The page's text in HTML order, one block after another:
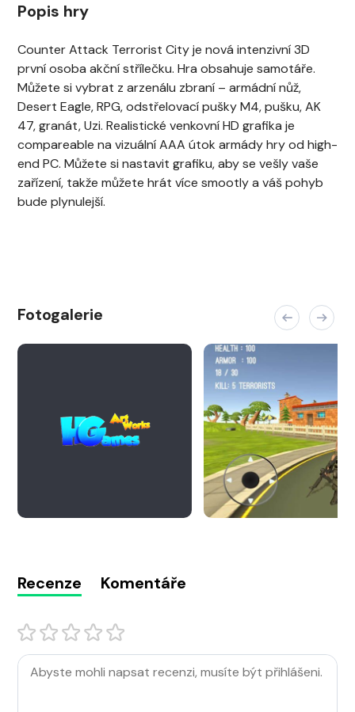
Popis hry
Counter Attack Terrorist City je nová intenzivní 3D
první osoba akční střílečku. Hra obsahuje samotáře.
Můžete si vybrat z arzenálu zbraní – armádní nůž,
Desert Eagle, RPG, odstřelovací pušky M4, pušku, AK
47, granát, Uzi. Realistické venkovní HD grafika je
compareable na vizuální AAA útok armády hry od high-
end PC. Můžete si nastavit grafiku, aby se vešly vaše
zařízení, takže můžete hrát více smootly a váš pohyb
bude plynulejší.
Fotogalerie
Recenze Komentáře